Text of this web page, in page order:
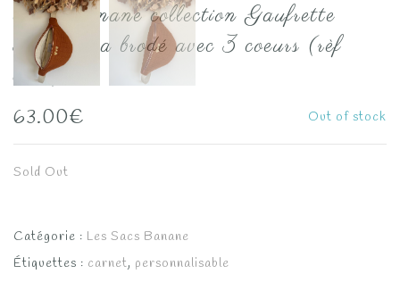
Sac Banane collection Gaufrette
Terracotta brodé avec 3 coeurs (rèf
E.S)
63.00€ Out of stock
Sold Out
Catégorie : Les Sacs Banane
Étiquettes : carnet, personnalisable